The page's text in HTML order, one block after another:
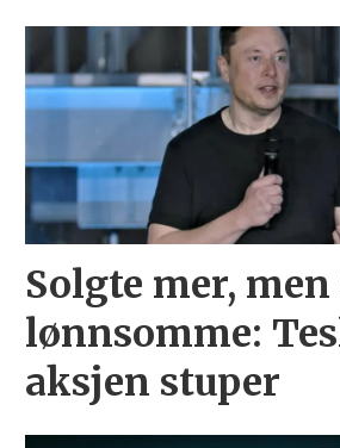
Solgte mer,
lønnsomme:
aksjen stuper